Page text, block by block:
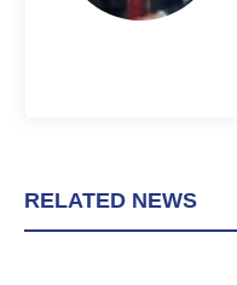
RELATED NEWS